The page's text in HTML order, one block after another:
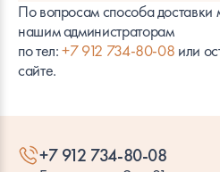
Доставка и оплата
Правовая информация
Инъекционная косметология
Лазерная эпиляция
По вопросам способа доставки
нашим администраторам
по тел:+7 912 734-80-08 или
сайте.
+7 912 734-80-08